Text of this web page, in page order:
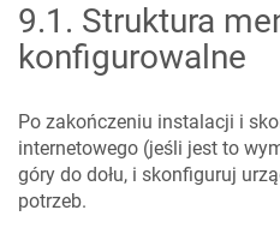
9.1 . Struktura
konfigurowalne
Po zakończeniu instalacji i
internetowego (jeśli jest to
góry do dołu, i skonfiguruj
potrzeb.